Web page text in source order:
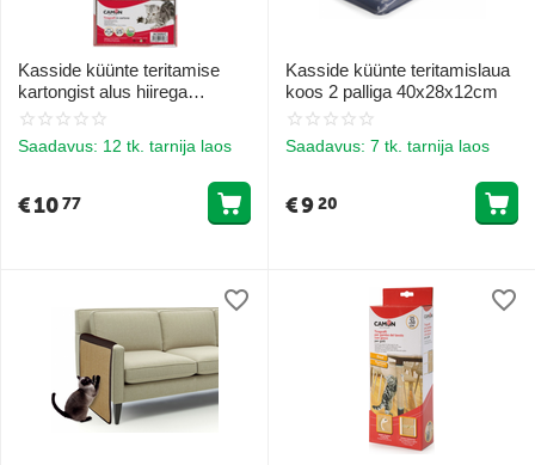
Kasside küünte teritamise
kartongist alus hiirega
24x47cm
Saadavus: 12 tk. tarnija laos
€1077
Kasside küünte teritamislaua
koos 2 palliga 40x28x12cm
Saadavus: 7 tk. tarnija laos
€920